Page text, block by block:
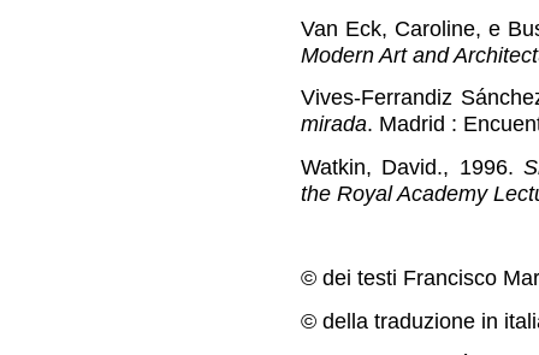
Van Eck, Caroline, e
Modern Art and
Vives-Ferrandiz
mirada. Madrid :
Watkin, David., 1996.
the Royal Academy
© dei testi Francisco
© della traduzione in